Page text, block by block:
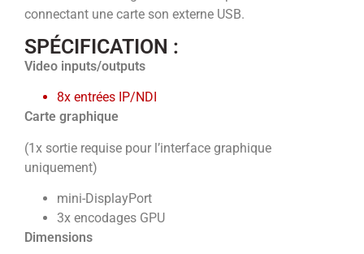
connectant une carte son externe USB.
SPÉCIFICATION :
Video inputs/outputs
8x entrées IP/NDI
Carte graphique
(1x sortie requise pour l’interface graphique
uniquement)
mini-DisplayPort
3x encodages GPU
Dimensions